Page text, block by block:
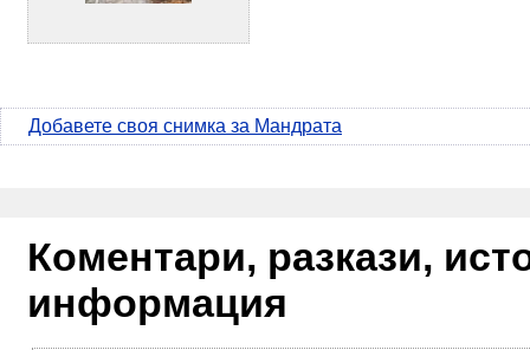
Добавете своя снимка за Мандрата
Коментари, разкази,
информация